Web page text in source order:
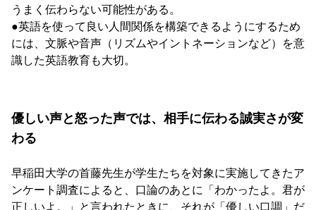
うまく伝わらない可能性がある。
●英語を使って良い人間関係を構築できるようにするため
には、文脈や音声（リズムやイントネーションなど）を意
識した英語教育も大切。
優しい声と怒った声では、相手に伝わる誠実さが変
わる
早稲田大学の首藤先生が学生たちを対象に実施してきたア
ンケート調査によると、口論のあとに「わかったよ。君が
正しいよ。」と言われたときに、それが「優しい口調」だ